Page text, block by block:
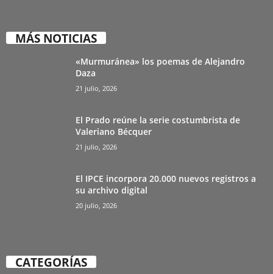
MÁS NOTICIAS
«Murmuránea» los poemas de Alejandro
Daza
21 julio, 2026
El Prado reúne la serie costumbrista de
Valeriano Bécquer
21 julio, 2026
El IPCE incorpora 20.000 nuevos registros a
su archivo digital
20 julio, 2026
CATEGORÍAS